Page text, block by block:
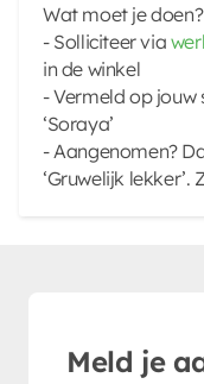
Wat moet je doen?
- Solliciteer via
in de winkel
- Vermeld op
‘Soraya’
- Aangenomen?
‘Gruwelijk
Meld je